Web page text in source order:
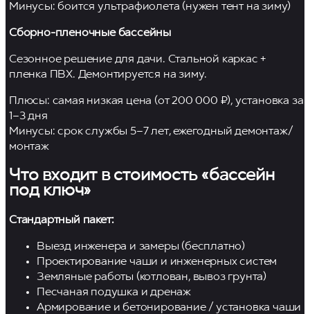
Минусы: боится ультрафиолета (нужен тент на зиму)
Сборно-пленочные бассейны
Сезонное решение для дачи. Стальной каркас +
пленка ПВХ. Демонтируется на зиму.
Плюсы: самая низкая цена (от 200 000 ₽), установка за
1–3 дня
Минусы: срок службы 5–7 лет, ежегодный демонтаж/
монтаж
Что входит в стоимость «бассейн
под ключ»
Стандартный пакет:
Выезд инженера и замеры (бесплатно)
Проектирование чаши и инженерных систем
Земляные работы (котлован, вывоз грунта)
Песчаная подушка и дренаж
Армирование и бетонирование / установка чаши